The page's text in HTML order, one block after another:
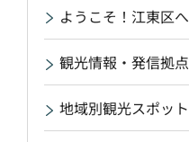
ようこそ！江東区へ
観光情報・発信拠点
地域別観光スポット